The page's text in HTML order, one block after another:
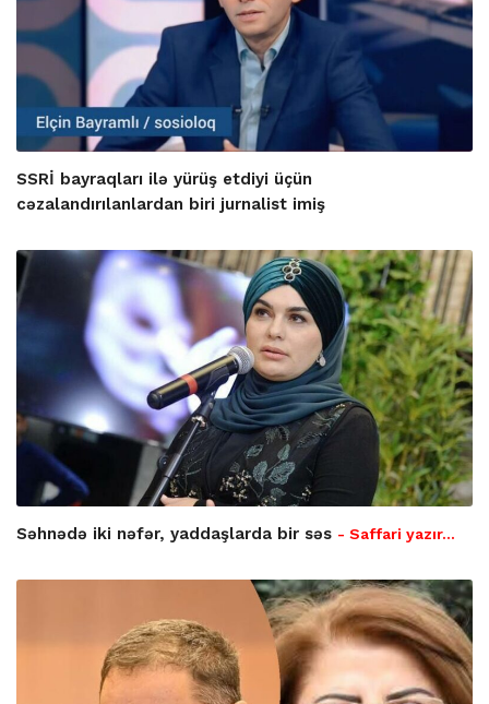
SSRİ bayraqları ilə yürüş etdiyi üçün
cəzalandırılanlardan biri jurnalist imiş
Səhnədə iki nəfər, yaddaşlarda bir səs - Saffari yazır…